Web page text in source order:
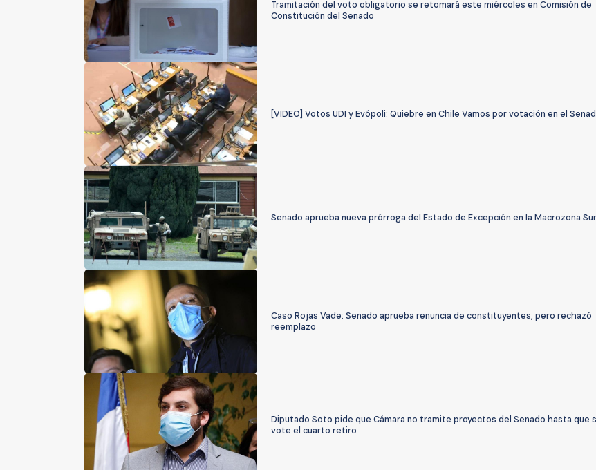
Tramitación del voto obligatorio se retomará este miércoles en Comisión de
Constitución del Senado
[VIDEO] Votos UDI y Evópoli: Quiebre en Chile Vamos por votación en el
Senado aprueba nueva prórroga del Estado de Excepción en la Macrozona Sur
Caso Rojas Vade: Senado aprueba renuncia de constituyentes, pero rechazó
reemplazo
Diputado Soto pide que Cámara no tramite proyectos del Senado hasta que
vote el cuarto retiro